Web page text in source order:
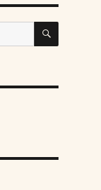
SEARCH